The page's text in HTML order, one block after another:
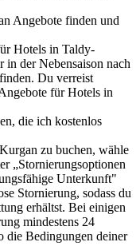
Angebote finden und
Hotels in Taldy-
in der Nebensaison nach
Du verreist
für Hotels in
die ich kostenlos
zu buchen, wähle
„Stornierungsoptionen
Unterkunft"
Stornierung, sodass du
erhältst. Bei einigen
mindestens 24
die Bedingungen deiner